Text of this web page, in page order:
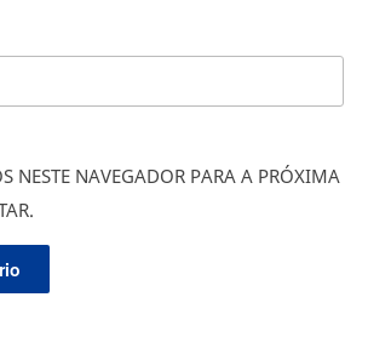
NESTE NAVEGADOR PARA A PRÓXIMA